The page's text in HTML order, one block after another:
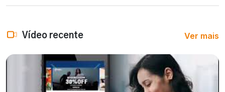
Vídeo recente Ver mais